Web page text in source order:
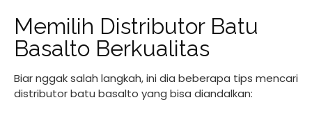
Memilih Distributor Batu
Basalto Berkualitas
Biar nggak salah langkah, ini dia beberapa tips mencari
distributor batu basalto yang bisa diandalkan: